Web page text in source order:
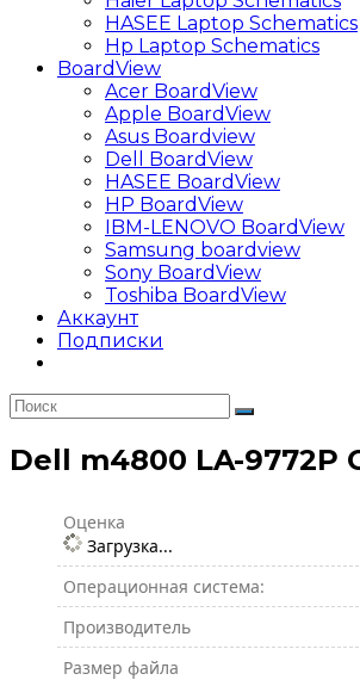
HASEE Laptop Schematics
Hp Laptop Schematics
BoardView
Acer BoardView
Apple BoardView
Asus Boardview
Dell BoardView
HASEE BoardView
HP BoardView
IBM-LENOVO BoardView
Samsung boardview
Sony BoardView
Toshiba BoardView
Аккаунт
Подписки
Dell m4800 LA-9772P
Оценка
Загрузка...
Операционная система:
Производитель
Размер файла